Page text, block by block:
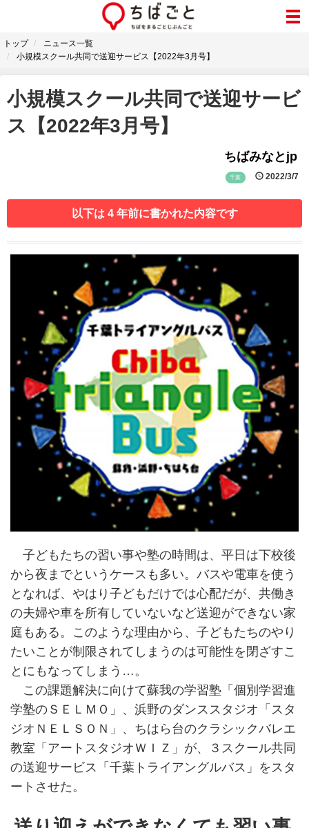
トップ
ニュース一覧
小規模スクール共同で送迎サービス【2022年3月号】
小規模スクール共同で送迎サービ
ス【2022年3月号】
ちばみなとjp
千葉 2022/3/7
以下は 4 年前に書かれた内容です
子どもたちの習い事や塾の時間は、平日は下校後
から夜までというケースも多い。バスや電車を使う
となれば、やはり子どもだけでは心配だが、共働き
の夫婦や車を所有していないなど送迎ができない家
庭もある。このような理由から、子どもたちのやり
たいことが制限されてしまうのは可能性を閉ざすこ
とにもなってしまう…。
この課題解決に向けて蘇我の学習塾「個別学習進
学塾のＳＥＬＭＯ」、浜野のダンススタジオ「スタ
ジオＮＥＬＳＯＮ」、ちはら台のクラシックバレエ
教室「アートスタジオＷＩＺ」が、３スクール共同
の送迎サービス「千葉トライアングルバス」をスタ
ートさせた。